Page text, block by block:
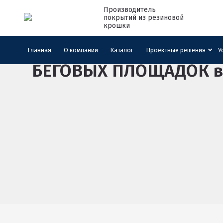
Производитель
покрытий из резиновой
крошки
Главная О компании Каталог Проектные решения
ПРОЕКТНЫЕ
БЕГОВЫХ ПЛОЩАДОК